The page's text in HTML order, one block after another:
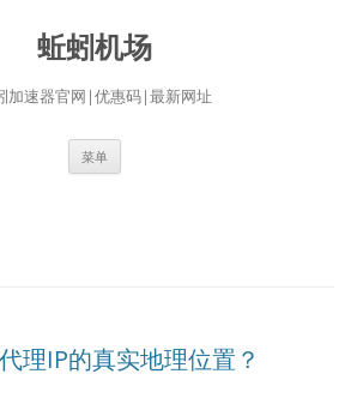
蚯蚓机场
加速器官网|优惠码|最新网址
菜单
理IP的真实地理位置？